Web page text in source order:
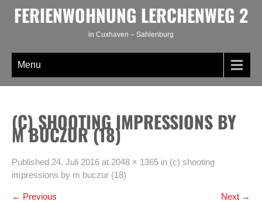
FERIENWOHNUNG LERCHENWEG 2
in Cuxhaven – Sahlenburg
Menu
(C) SHOOTING IMPRESSIONS BY
M BUCZUR (18)
Published 24. Juli 2016 at 2048 × 1365 in (c) shooting
impressions by m buczur (18)
← Previous Next →